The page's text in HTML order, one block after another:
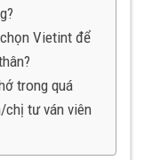
Vietint để
trong quá
chị tư ván viên